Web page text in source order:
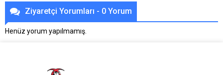
Ziyaretçi Yorumları - 0 Yorum
Henüz yorum yapılmamış.